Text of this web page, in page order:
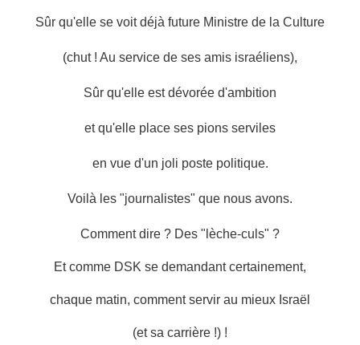
Sûr qu'elle se voit déjà future Ministre de la Culture
(chut ! Au service de ses amis israéliens),
Sûr qu'elle est dévorée d'ambition
et qu'elle place ses pions serviles
en vue d'un joli poste politique.
Voilà les "journalistes" que nous avons.
Comment dire ? Des "lèche-culs" ?
Et comme DSK se demandant certainement,
chaque matin, comment servir au mieux Israël
(et sa carrière !) !